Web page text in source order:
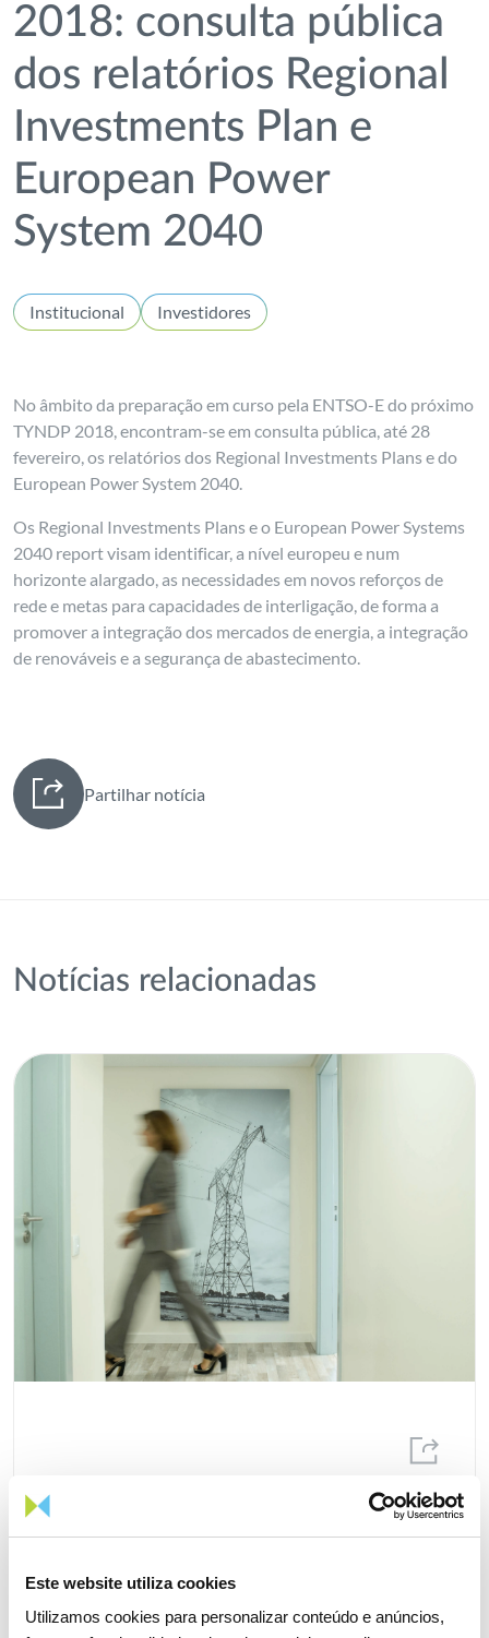
Este website utiliza cookies
Utilizamos cookies para personalizar conteúdo e anúncios,
2018: consulta pública
dos relatórios Regional
Investments Plan e
European Power
System 2040
Institucional Investidores
No âmbito da preparação em curso pela ENTSO-E do próximo
TYNDP 2018, encontram-se em consulta pública, até 28
fevereiro, os relatórios dos Regional Investments Plans e do
European Power System 2040.
Os Regional Investments Plans e o European Power Systems
2040 report visam identificar, a nível europeu e num
horizonte alargado, as necessidades em novos reforços de
rede e metas para capacidades de interligação, de forma a
promover a integração dos mercados de energia, a integração
de renováveis e a segurança de abastecimento.
Partilhar notícia
Notícias relacionadas
Fitch sobe rating de longo prazo
Investidores